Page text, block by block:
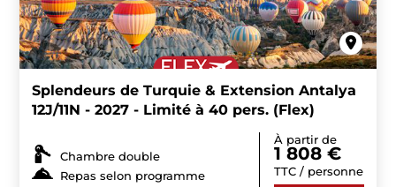
Splendeurs de Turquie & Extension Antalya
12J/11N - 2027 - Limité à 40 pers. (Flex)
Chambre double
Repas selon programme
À partir de
1 808 €
TTC / personne